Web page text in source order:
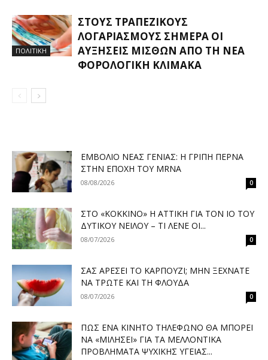
ΠΟΛΙΤΙΚΗ
ΣΤΟΥΣ ΤΡΑΠΕΖΙΚΟΎΣ
ΛΟΓΑΡΙΑΣΜΟΎΣ ΣΉΜΕΡΑ ΟΙ
ΑΥΞΉΣΕΙΣ ΜΙΣΘΏΝ ΑΠΌ ΤΗ ΝΈΑ
ΦΟΡΟΛΟΓΙΚΉ ΚΛΊΜΑΚΑ
ΕΜΒΌΛΙΟ ΝΈΑΣ ΓΕΝΙΆΣ: Η ΓΡΊΠΗ ΠΕΡΝΆ
ΣΤΗΝ ΕΠΟΧΉ ΤΟΥ MRNA
08/08/2026 0
ΣΤΟ «ΚΌΚΚΙΝΟ» Η ΑΤΤΙΚΉ ΓΙΑ ΤΟΝ ΙΌ ΤΟΥ
ΔΥΤΙΚΟΎ ΝΕΊΛΟΥ – ΤΙ ΛΈΝΕ ΟΙ...
08/07/2026 0
ΣΑΣ ΑΡΈΣΕΙ ΤΟ ΚΑΡΠΟΎΖΙ; ΜΗΝ ΞΕΧΝΆΤΕ
ΝΑ ΤΡΏΤΕ ΚΑΙ ΤΗ ΦΛΟΎΔΑ
08/07/2026 0
ΠΏΣ ΈΝΑ ΚΙΝΗΤΌ ΤΗΛΈΦΩΝΟ ΘΑ ΜΠΟΡΕΊ
ΝΑ «ΜΙΛΉΣΕΙ» ΓΙΑ ΤΑ ΜΕΛΛΟΝΤΙΚΆ
ΠΡΟΒΛΉΜΑΤΑ ΨΥΧΙΚΉΣ ΥΓΕΊΑΣ...